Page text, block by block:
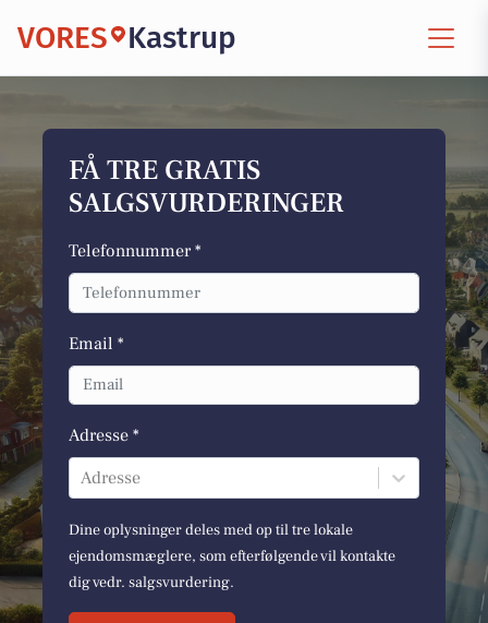
VORES Kastrup
FÅ TRE GRATIS
SALGSVURDERINGER
Telefonnummer *
Email *
Adresse *
Adresse
Dine oplysninger deles med op til tre lokale
ejendomsmæglere, som efterfølgende vil kontakte
dig vedr. salgsvurdering.